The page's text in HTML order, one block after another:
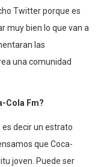
Twitter porque es
muy bien lo que van a
las
una comunidad
Cola Fm?
decir un estrato
que Coca-
joven. Puede ser